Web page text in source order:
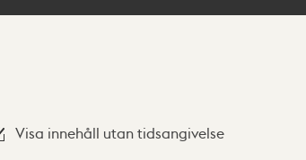
Visa innehåll utan tidsangivelse